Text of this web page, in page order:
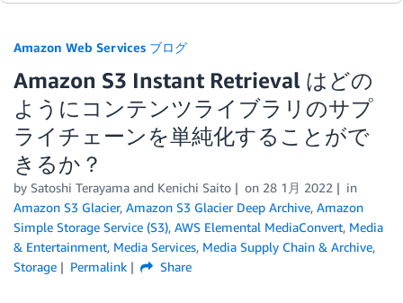
カテゴリ
エディション
Amazon Web Services ブログ
Amazon S3 Instant Retrieval はどの
ようにコンテンツライブラリのサプ
ライチェーンを単純化することがで
きるか？
by Satoshi Terayama and Kenichi Saito on 28 1月 2022
in
Amazon S3 Glacier, Amazon S3 Glacier Deep Archive, Amazon
Simple Storage Service (S3), AWS Elemental MediaConvert, Media
& Entertainment, Media Services, Media Supply Chain & Archive,
Storage
Permalink Share